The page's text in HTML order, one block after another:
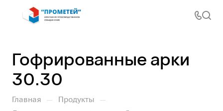
Гофрированные арки
30.30
Главная — Продукты —